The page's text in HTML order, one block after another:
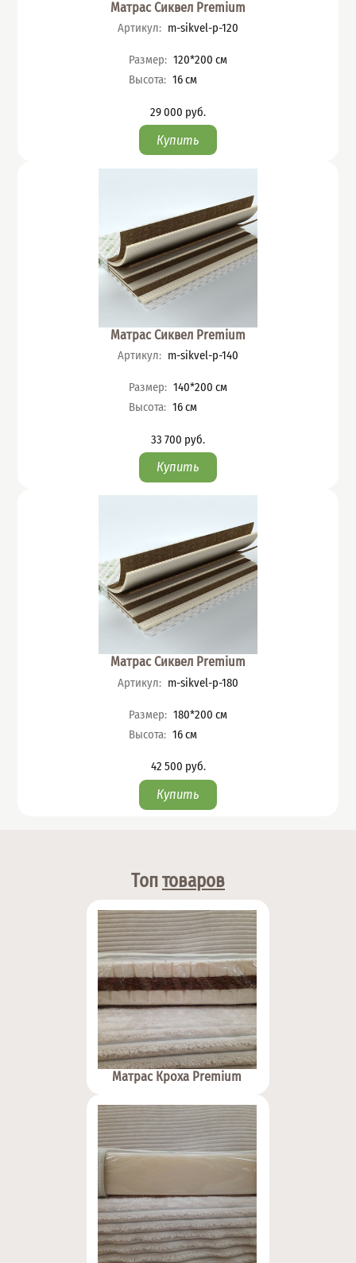
Матрас Сиквел Premium
Артикул: m-sikvel-p-120
Характеристики
Размер: 120*200 см
Высота: 16см
Цена
29 000 руб.
Матрас Сиквел Premium
Артикул: m-sikvel-p-140
Характеристики
Размер: 140*200 см
Высота: 16см
Цена
33 700 руб.
Матрас Сиквел Premium
Артикул: m-sikvel-p-180
Характеристики
Размер: 180*200 см
Высота: 16см
Цена
42 500 руб.
Топтоваров
Матрас Кроха Premium